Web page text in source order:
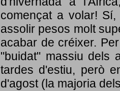
començat a volar!
assolir pesos molt
acabar de créixer.
"buidat" massiu dels
tardes d'estiu, però
d'agost (la majoria